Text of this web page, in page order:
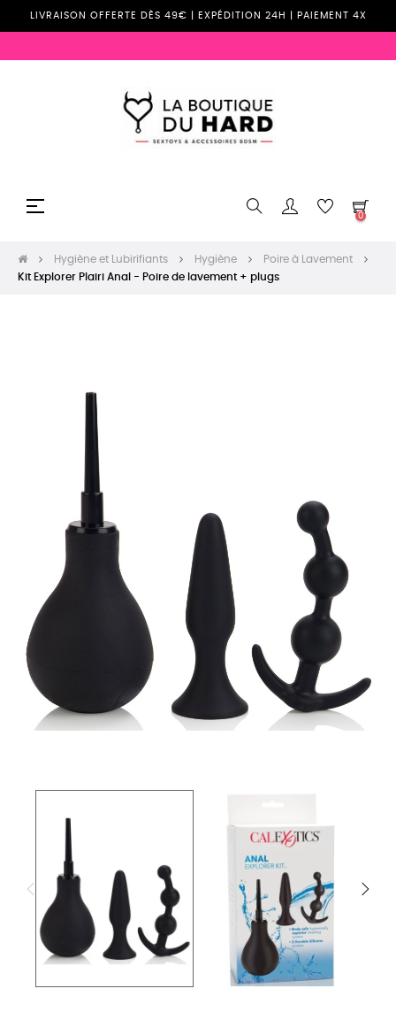
LIVRAISON OFFERTE DÈS 49€ | EXPÉDITION 24H | PAIEMENT 4X
Basculer
☰
0
Hygiène et Lubirifiants Hygiène
Poire à Lavement
Kit Explorer Plairi Anal - Poire de lavement + plugs